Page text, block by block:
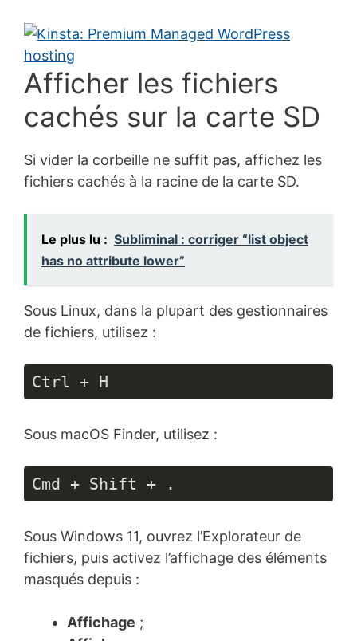
Afficher les fichiers
cachés sur la carte SD
Si vider la corbeille ne suffit pas, affichez les
fichiers cachés à la racine de la carte SD.
Le plus lu : Subliminal : corriger “list object
has no attribute lower”
Sous Linux, dans la plupart des gestionnaires
de fichiers, utilisez :
Ctrl + H
Sous macOS Finder, utilisez :
Cmd + Shift + .
Sous Windows 11, ouvrez l’Explorateur de
fichiers, puis activez l’affichage des éléments
masqués depuis :
Affichage ;